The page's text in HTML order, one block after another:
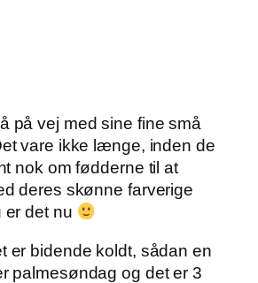
på vej med sine fine små
vare ikke længe, inden de
nok om fødderne til at
deres skønne farverige
er det nu
er bidende koldt, sådan en
palmesøndag og det er 3